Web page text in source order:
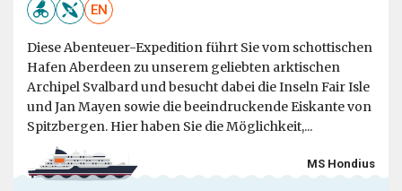
EN
Diese Abenteuer-Expedition führt Sie vom schottischen
Hafen Aberdeen zu unserem geliebten arktischen
Archipel Svalbard und besucht dabei die Inseln Fair Isle
und Jan Mayen sowie die beeindruckende Eiskante von
Spitzbergen. Hier haben Sie die Möglichkeit,...
MS Hondius